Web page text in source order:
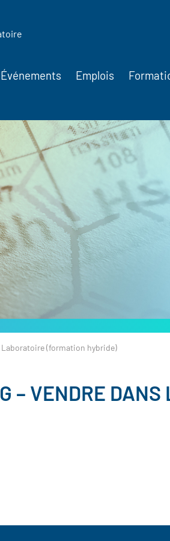
Emplois
Laboratoire (formation hybride)
– VENDRE DANS